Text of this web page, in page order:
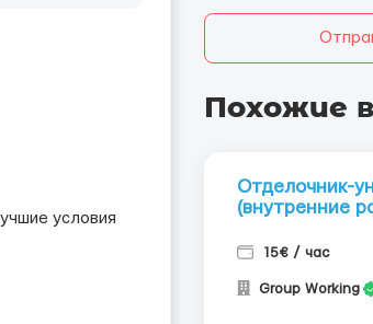
условия
Похожие
Отделочник-
(внутренние
15€ / час
Group Working